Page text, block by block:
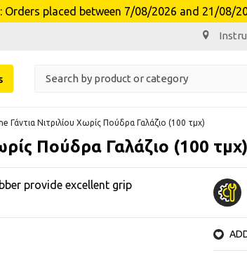
Orders placed between 7/08/2026 and 21/08/
Γάντια Νιτριλίου Χωρίς Πούδρα Γαλάζιο (100 τμχ)
Πούδρα Γαλάζιο (100 τμχ)
provide excellent grip